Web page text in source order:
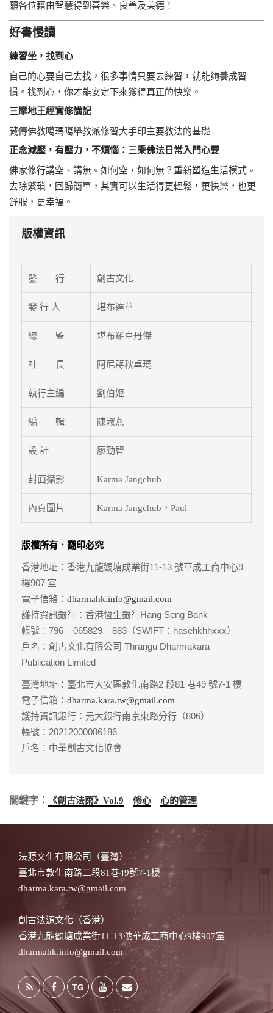
願各位藉由智慧得到喜樂、良善及美德！
好書慢讀
練習坐，找到心
自己的心要自己去找，很多事情只要去練習，就能夠養成習
慣。找到心，你才能安定下來獲得真正的快樂。
三摩地王經實修講記
藏傳佛教噶瑪噶舉教派修習大手印主要教法的基礎
正念減壓，有壓力，不煩惱：三乘佛法日常入門心要
佛家修行講空、講無。如何空，如何無？重新塑造生活模式。
去除繁瑣，回歸簡單，其實可以生活得更輕鬆，更快樂，也更
舒服，更幸福。
版權資訊
發 行 創古文化
發 行 人 堪布達華
總 監 堪布羅卓丹傑
社 長 阿尼蔣秋卓瑪
執行主編 劉伯姬
編 輯 陳淑燕
設 計 廖勁智
封面攝影 Karma Jangchub
內頁圖片 Karma Jangchub，Paul
版權所有．翻印必究
香港地址：香港九龍觀塘成業街11-13 號華成工商中心9
樓907 室
電子信箱： dharmahk.info@gmail.com
護持資訊銀行：香港恆生銀行Hang Seng Bank
帳號：796 – 065829 – 883（SWIFT：hasehkhhxxx）
戶名：創古文化有限公司 Thrangu Dharmakara
Publication Limited
臺灣地址：臺北市大安區敦化南路2 段81 巷49 號7-1 樓
電子信箱： dharma.kara.tw@gmail.com
護持資訊銀行：元大銀行南京東路分行（806）
帳號：20212000086186
戶名：中華創古文化協會
關鍵字： 《創古法雨》Vol.9 修心 心的管理
法源文化有限公司（臺灣）
臺北市敦化南路二段81巷49號7-1樓
dharma.kara.tw@gmail.com
創古法源文化（香港）
香港九龍觀塘成業街11-13號華成工商中心9樓907室
dharmahk.info@gmail.com
TG